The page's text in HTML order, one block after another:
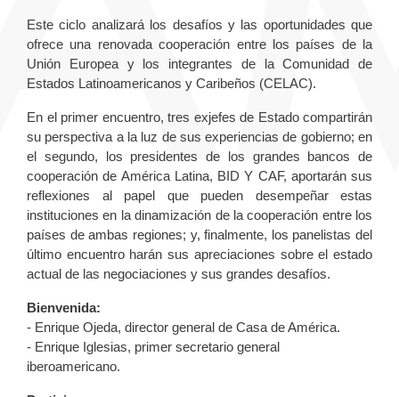
Este ciclo analizará los desafíos y las oportunidades que
ofrece una renovada cooperación entre los países de la
Unión Europea y los integrantes de la Comunidad de
Estados Latinoamericanos y Caribeños (CELAC).
En el primer encuentro, tres exjefes de Estado compartirán
su perspectiva a la luz de sus experiencias de gobierno; en
el segundo, los presidentes de los grandes bancos de
cooperación de América Latina, BID Y CAF, aportarán sus
reflexiones al papel que pueden desempeñar estas
instituciones en la dinamización de la cooperación entre los
países de ambas regiones; y, finalmente, los panelistas del
último encuentro harán sus apreciaciones sobre el estado
actual de las negociaciones y sus grandes desafíos.
Bienvenida:
- Enrique Ojeda, director general de Casa de América.
- Enrique Iglesias, primer secretario general
iberoamericano.